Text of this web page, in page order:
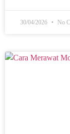
30/04/2026 No